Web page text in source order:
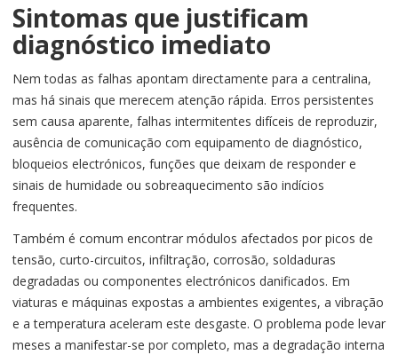
Sintomas que justificam
diagnóstico imediato
Nem todas as falhas apontam directamente para a centralina,
mas há sinais que merecem atenção rápida. Erros persistentes
sem causa aparente, falhas intermitentes difíceis de reproduzir,
ausência de comunicação com equipamento de diagnóstico,
bloqueios electrónicos, funções que deixam de responder e
sinais de humidade ou sobreaquecimento são indícios
frequentes.
Também é comum encontrar módulos afectados por picos de
tensão, curto-circuitos, infiltração, corrosão, soldaduras
degradadas ou componentes electrónicos danificados. Em
viaturas e máquinas expostas a ambientes exigentes, a vibração
e a temperatura aceleram este desgaste. O problema pode levar
meses a manifestar-se por completo, mas a degradação interna